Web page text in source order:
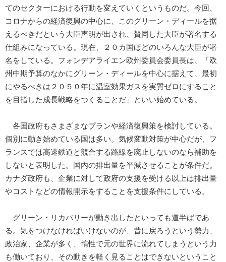
てのセクターにおける行動を変えていくというものだ。今回、
コロナからの経済復興の中心に、このグリーン・ディールを据
えるべきだという大臣声明が出され、賛同した大臣が署名する
仕組みになっている。現在、２０カ国ほどのいろんな大臣が署
名をしている。フォンデアライエン欧州委員会委員長は、「欧
州中期予算のなかにグリーン・ディールを中心に据えて、最初
にやるべきは２０５０年に温室効果ガスを実質ゼロにすること
を目指した成長戦略をつくることだ」といい始めている。
各国政府もさまざまなプランや経済復興策を検討している。
個別に動き始めている国は多い。気候変動対策が中心だが、フ
ランスでは高速鉄道と競合する路線を廃止しないのなら補助を
しないと表明した。国内の排出量を半減させることが条件だ。
カナダ政府も、企業に対して政府の支援を受ける以上は排出量
やコストなどの情報開示をすることを支援条件にしている。
グリーン・リカバリーが動き出したといっても道半ばであ
る。気をつけなければいけないのが、昔に戻ろうという勢力、
政治家、企業が多く、惰性で元の世界に流れてしまうという力
も働いており、その動きを軽く見ることはできないということ